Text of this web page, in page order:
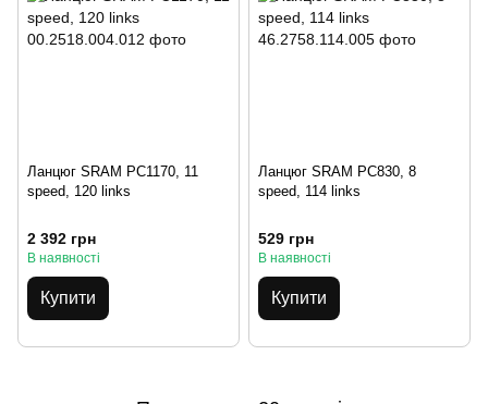
Ланцюг SRAM PC1170, 11
speed, 120 links
2 392 грн
В наявності
Купити
Ланцюг SRAM PC830, 8
speed, 114 links
529 грн
В наявності
Купити